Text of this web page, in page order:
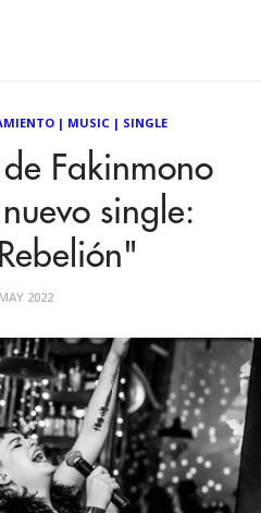
| MUSIC| SINGLE
Fakinmono
single:
2022